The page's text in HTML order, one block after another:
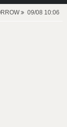
09/08 10:06